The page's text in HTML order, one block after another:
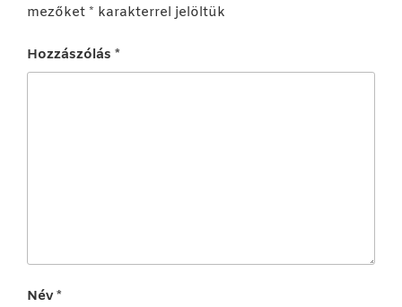
mezőket * karakterrel jelöltük
Hozzászólás *
Név*